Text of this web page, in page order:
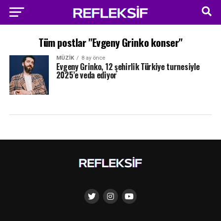
Tüm postlar "Evgeny Grinko konser"
MÜZIK 8 ay önce
Evgeny Grinko, 12 şehirlik Türkiye turnesiyle
2025’e veda ediyor